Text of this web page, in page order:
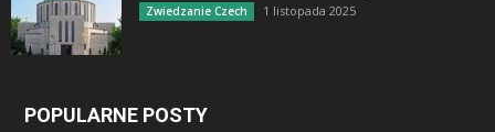
Zwiedzanie Czech 1 listopada 2025
POPULARNE POSTY